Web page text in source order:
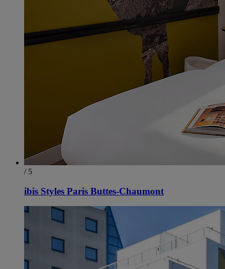
/ 5
ibis Styles Paris Buttes-Chaumont